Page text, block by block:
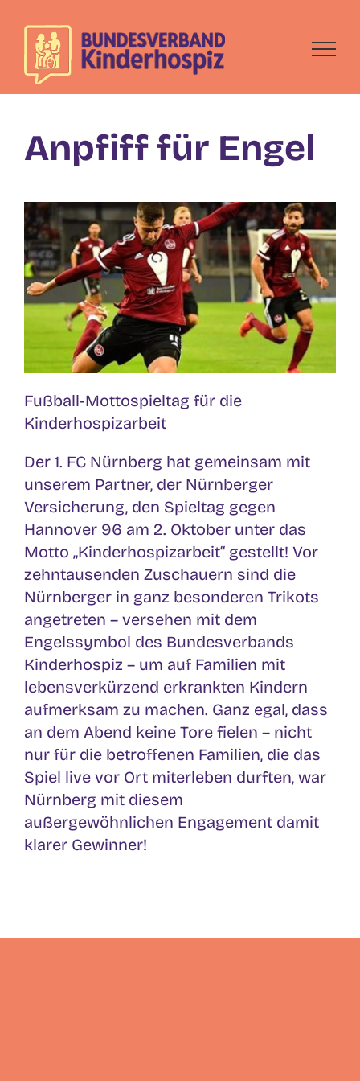
content
Anpfiff für Engel
Fußball-Mottospieltag für die
Kinderhospizarbeit
Der 1. FC Nürnberg hat gemeinsam mit
unserem Partner, der Nürnberger
Versicherung, den Spieltag gegen
Hannover 96 am 2. Oktober unter das
Motto „Kinderhospizarbeit“ gestellt! Vor
zehntausenden Zuschauern sind die
Nürnberger in ganz besonderen Trikots
angetreten – versehen mit dem
Engelssymbol des Bundesverbands
Kinderhospiz – um auf Familien mit
lebensverkürzend erkrankten Kindern
aufmerksam zu machen. Ganz egal, dass
an dem Abend keine Tore fielen – nicht
nur für die betroffenen Familien, die das
Spiel live vor Ort miterleben durften, war
Nürnberg mit diesem
außergewöhnlichen Engagement damit
klarer Gewinner!